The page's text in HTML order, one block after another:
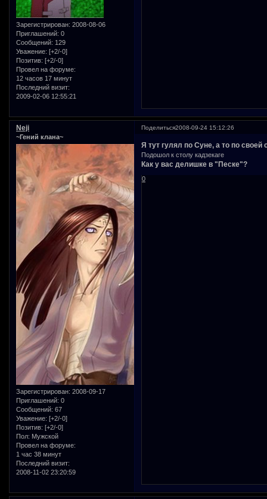
Зарегистрирован: 2008-08-06
Приглашений: 0
Сообщений: 129
Уважение: [+2/-0]
Позитив: [+2/-0]
Провел на форуме:
12 часов 17 минут
Последний визит:
2009-02-06 12:55:21
Поделиться2008-09-24 15:12:26
Neji
~Гений клана~
Зарегистрирован: 2008-09-17
Приглашений: 0
Сообщений: 67
Уважение: [+2/-0]
Позитив: [+2/-0]
Пол: Мужской
Провел на форуме:
1 час 38 минут
Последний визит:
2008-11-02 23:20:59
Я тут гулял по Суне, а то по своей
Подошол к столу кадзекаге
Как у вас делишке в "Песке"?
0